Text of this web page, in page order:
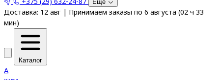
Ещё
Доставка: 12 авг | Принимаем заказы по 6 августа (02 ч 33
мин)
Каталог
A